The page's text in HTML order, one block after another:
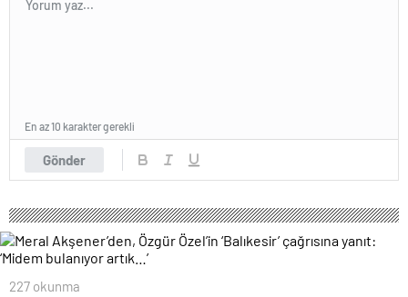
Gönder
En az 10 karakter gerekli
227 okunma